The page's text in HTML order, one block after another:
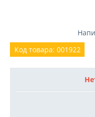
Код товара: 001922